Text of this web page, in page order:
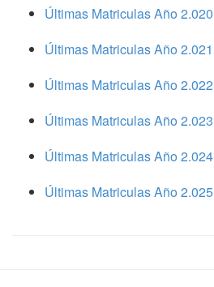
Últimas Matriculas Año 2.020
Últimas Matriculas Año 2.021
Últimas Matriculas Año 2.022
Últimas Matriculas Año 2.023
Últimas Matriculas Año 2.024
Últimas Matriculas Año 2.025